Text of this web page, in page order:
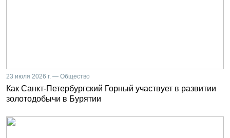
23 июля 2026 г. — Общество
Как Санкт-Петербургский Горный участвует в развитии
золотодобычи в Бурятии